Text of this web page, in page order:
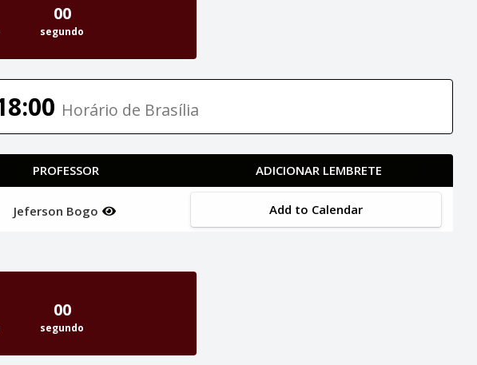
00
segundo
Horário de Brasília
PROFESSOR ADICIONAR LEMBRETE
Jeferson Bogo Add to Calendar
00
segundo